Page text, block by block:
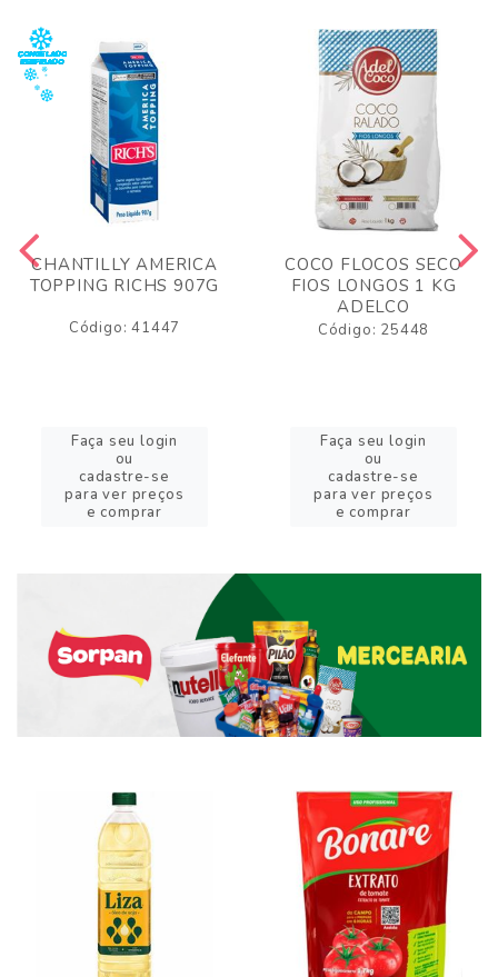
CHANTILLY AMERICA
TOPPING RICHS 907G
Código: 41447
Faça seu login
ou
cadastre-se
para ver preços
e comprar
COCO FLOCOS SECO
FIOS LONGOS 1 KG
ADELCO
Código: 25448
Faça seu login
ou
cadastre-se
para ver preços
e comprar